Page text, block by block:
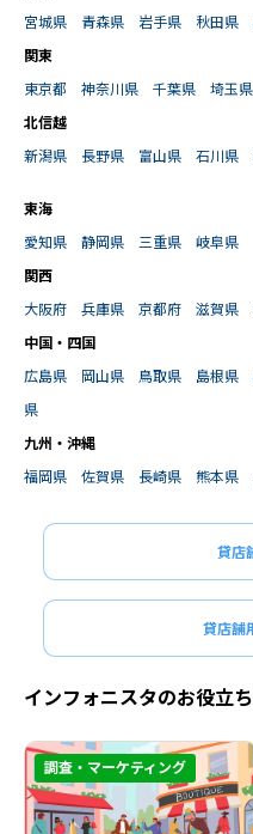
宮城県
青森県 岩手県 秋田県
関東
東京都
神奈川県 千葉県 埼玉県
北信越
新潟県
長野県 富山県 石川県
東海
愛知県
静岡県 三重県
岐阜県
関西
大阪府
兵庫県 京都府 滋賀県
中国・四国
広島県
岡山県 鳥取県 島根県
県
九州・沖縄
福岡県
佐賀県 長崎県 熊本県
貸店
貸店舗
インフォニスタのお役立
調査・マーケティング